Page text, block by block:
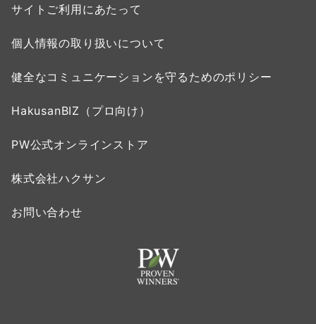
サイトご利用にあたって
個人情報の取り扱いについて
健全なコミュニケーションを守るためのポリシー
HakusanBIZ（プロ向け）
PW公式オンラインストア
株式会社ハクサン
お問い合わせ